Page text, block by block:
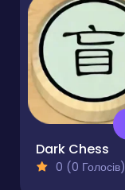
Dark Chess
0 (0 Голосів)